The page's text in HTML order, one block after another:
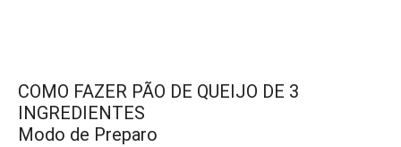
COMO FAZER PÃO DE QUEIJO DE 3
INGREDIENTES
Modo de Preparo